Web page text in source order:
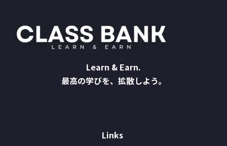
Learn & Earn.
最高の学びを、拡散しよう。
Links